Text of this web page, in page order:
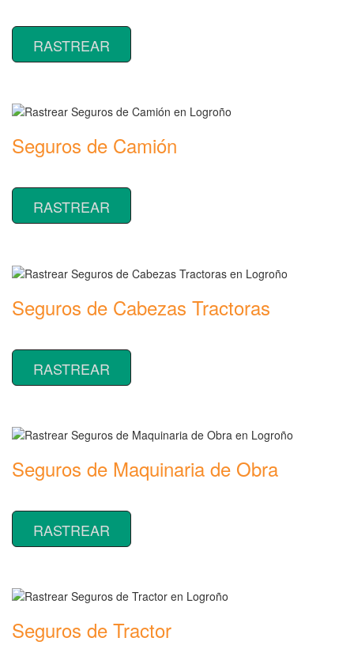
RASTREAR
Seguros de Camión
RASTREAR
Seguros de Cabezas Tractoras
RASTREAR
Seguros de Maquinaria de Obra
RASTREAR
Seguros de Tractor